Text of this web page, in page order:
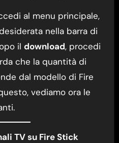
al menu principale,
nella barra di
il download, procedi
che la quantità di
dal modello di Fire
vediamo ora le
TV su Fire Stick